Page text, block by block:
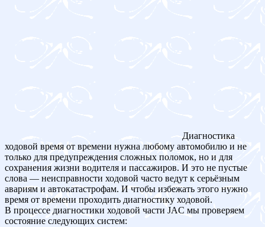
Диагностика
ходовой время от времени нужна любому автомобилю и не
только для предупреждения сложных поломок, но и для
сохранения жизни водителя и пассажиров. И это не пустые
слова — неисправности ходовой часто ведут к серьёзным
авариям и автокатастрофам. И чтобы избежать этого нужно
время от времени проходить диагностику ходовой.
В процессе диагностики ходовой части JAC мы проверяем
состояние следующих систем: